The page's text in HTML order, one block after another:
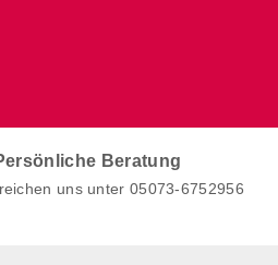
Beratung
uns unter 05073-6752956